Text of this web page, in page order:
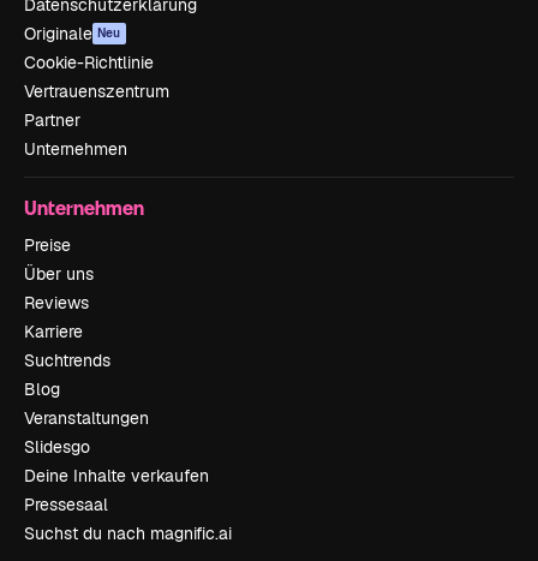
Datenschutzerklärung
Originale Neu
Cookie-Richtlinie
Vertrauenszentrum
Partner
Unternehmen
Unternehmen
Preise
Über uns
Reviews
Karriere
Suchtrends
Blog
Veranstaltungen
Slidesgo
Deine Inhalte verkaufen
Pressesaal
Suchst du nach magnific.ai